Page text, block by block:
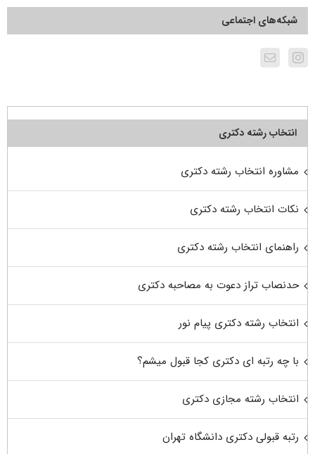
شبکه‌های اجتماعی
انتخاب رشته دکتری
مشاوره انتخاب رشته دکتری
نکات انتخاب رشته دکتری
راهنمای انتخاب رشته دکتری
حدنصاب تراز دعوت به مصاحبه دکتری
انتخاب رشته دکتری پیام نور
با چه رتبه ای دکتری کجا قبول میشم؟
انتخاب رشته مجازی دکتری
رتبه قبولی دکتری دانشگاه تهران